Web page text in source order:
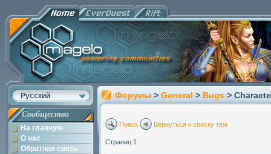
Русский
Сообщество
На главную
О нас
Обратная связь
Форумы > General > Bugs >
Поиск Вернуться к списку тем
Страниц 1